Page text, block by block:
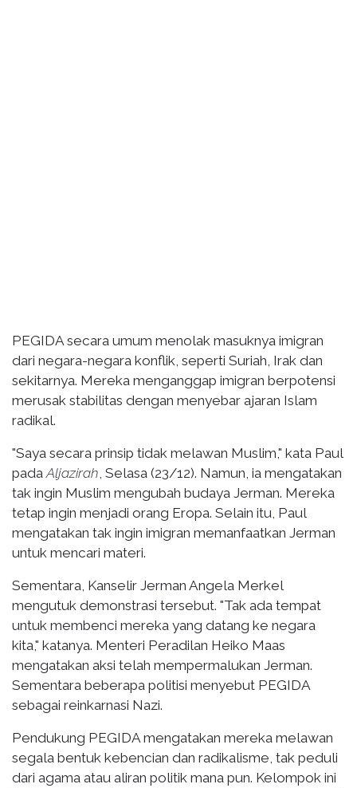
PEGIDA secara umum menolak masuknya imigran
dari negara-negara konflik, seperti Suriah, Irak dan
sekitarnya. Mereka menganggap imigran berpotensi
merusak stabilitas dengan menyebar ajaran Islam
radikal.
"Saya secara prinsip tidak melawan Muslim," kata Paul
pada Aljazirah , Selasa (23/12). Namun, ia mengatakan
tak ingin Muslim mengubah budaya Jerman. Mereka
tetap ingin menjadi orang Eropa. Selain itu, Paul
mengatakan tak ingin imigran memanfaatkan Jerman
untuk mencari materi.
Sementara, Kanselir Jerman Angela Merkel
mengutuk demonstrasi tersebut. "Tak ada tempat
untuk membenci mereka yang datang ke negara
kita," katanya. Menteri Peradilan Heiko Maas
mengatakan aksi telah mempermalukan Jerman.
Sementara beberapa politisi menyebut PEGIDA
sebagai reinkarnasi Nazi.
Pendukung PEGIDA mengatakan mereka melawan
segala bentuk kebencian dan radikalisme, tak peduli
dari agama atau aliran politik mana pun. Kelompok ini